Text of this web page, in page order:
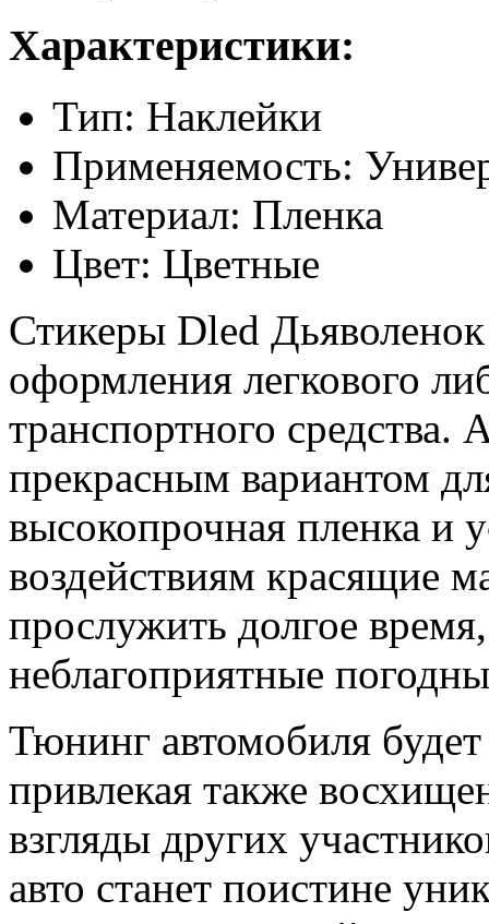
Характеристики:
Тип: Наклейки
Применяемость:
Материал: Пленка
Цвет: Цветные
Стикеры Dled
оформления легкового
транспортного средства.
прекрасным вариантом
высокопрочная пленка и
воздействиям красящие
прослужить долгое
неблагоприятные
Тюнинг автомобиля
привлекая также
взгляды других
авто станет поистине